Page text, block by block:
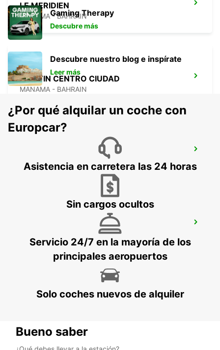
LE MERIDIEN
MANAMA - BAHRAIN
WESTIN CENTRO CIUDAD
MANAMA - BAHRAIN
INTERCONTINENTAL BAHREIN
MANAMA - BAHRAIN
Gaming Therapy
Descubre más
Descubre nuestro blog e inspírate
Leer más
¿Por qué alquilar un coche con
Europcar?
Asistencia en carretera las 24 horas
Sin cargos ocultos
Servicio 24/7 en la mayoría de los
principales aeropuertos
Solo coches nuevos de alquiler
Bueno saber